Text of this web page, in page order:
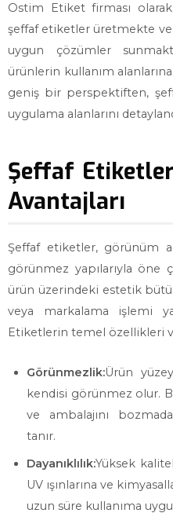
Ostim Etiket firması
şeffaf etiketler üretmekte
uygun çözümler
ürünlerin kullanım
geniş bir perspektiften,
uygulama alanlarını
Şeffaf
Avantajları
Şeffaf etiketler, görünüm
görünmez yapılarıyla öne
ürün üzerindeki estetik
veya markalama işlemi
Etiketlerin temel özellikleri
Görünmezlik:Ürün
kendisi görünmez olur.
ve ambalajını
tanır.
Dayanıklılık:Yüksek
UV ışınlarına ve
uzun süre kullanıma